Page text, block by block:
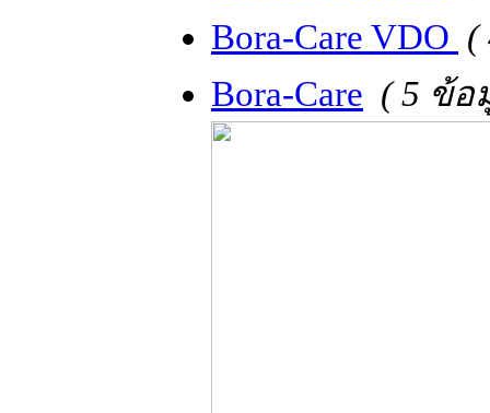
Bora-Care VDO (
Bora-Care ( 5 ข้อ